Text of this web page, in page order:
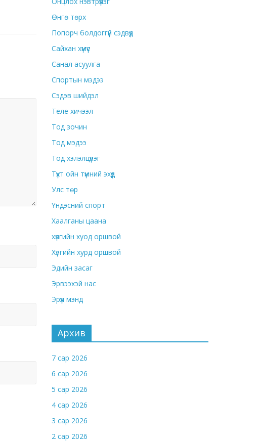
Өнгө төрх
Попорч болдоггүй сэдвүүд
Сайхан хүмүүс
Санал асуулга
Спортын мэдээ
Сэдэв шийдэл
Теле хичээл
Тод зочин
Тод мэдээ
Тод хэлэлцүүлэг
Түүхт ойн түмний эхүүд
Улс төр
Үндэсний спорт
Хаалганы цаана
хүлгийн хуод оршвой
Хүлгийн хурд оршвой
Эдийн засаг
Эрвээхэй нас
Эрүүл мэнд
Архив
7 сар 2026
6 сар 2026
5 сар 2026
4 сар 2026
3 сар 2026
2 сар 2026